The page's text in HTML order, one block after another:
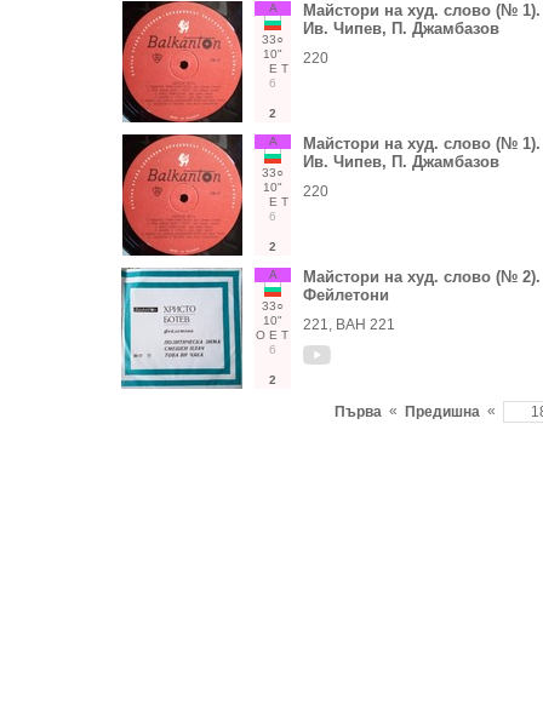
А
33○
10"
Е Т
6
2
Майстори на худ. слово (№
Ив. Чипев, П. Джамбазов
220
А
33○
10"
Е Т
6
2
Майстори на худ. слово (№
Ив. Чипев, П. Джамбазов
220
А
33○
10"
О Е Т
6
2
Майстори на худ. слово (№
Фейлетони
221, ВАН 221
Първа « Предишна «